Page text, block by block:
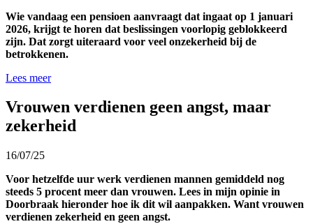
Wie vandaag een pensioen aanvraagt dat ingaat op 1 januari
2026, krijgt te horen dat beslissingen voorlopig geblokkeerd
zijn. Dat zorgt uiteraard voor veel onzekerheid bij de
betrokkenen.
Lees meer
Vrouwen verdienen geen angst, maar
zekerheid
16/07/25
Voor hetzelfde uur werk verdienen mannen gemiddeld nog
steeds 5 procent meer dan vrouwen. Lees in mijn opinie in
Doorbraak hieronder hoe ik dit wil aanpakken. Want vrouwen
verdienen zekerheid en geen angst.